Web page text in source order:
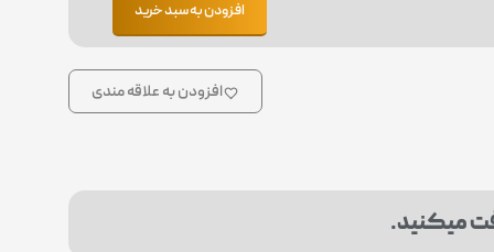
افزودن به سبد خرید
افزودن به علاقه مندی